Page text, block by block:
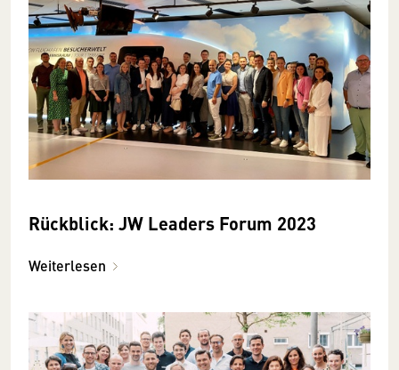
Rückblick: JW Leaders Forum 2023
Weiterlesen